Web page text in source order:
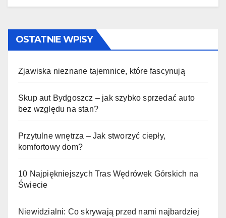
OSTATNIE WPISY
Zjawiska nieznane tajemnice, które fascynują
Skup aut Bydgoszcz – jak szybko sprzedać auto
bez względu na stan?
Przytulne wnętrza – Jak stworzyć ciepły,
komfortowy dom?
10 Najpiękniejszych Tras Wędrówek Górskich na
Świecie
Niewidzialni: Co skrywają przed nami najbardziej